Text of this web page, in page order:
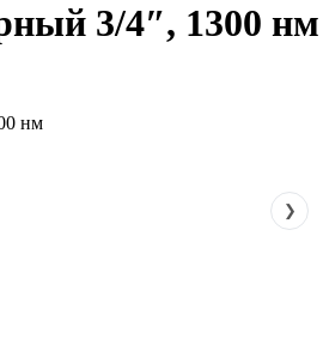
3/4″, 1300 нм
❯